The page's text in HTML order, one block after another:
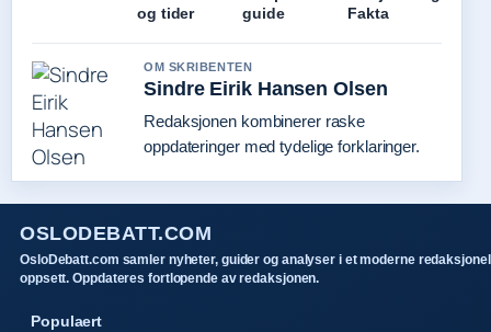
og tider
guide
Fakta
OM SKRIBENTEN
Sindre Eirik Hansen Olsen
Redaksjonen kombinerer raske
oppdateringer med tydelige forklaringer.
OSLODEBATT.COM
OsloDebatt.com samler nyheter, guider og analyser i et moderne
oppsett. Oppdateres fortlopende av redaksjonen.
Populaert